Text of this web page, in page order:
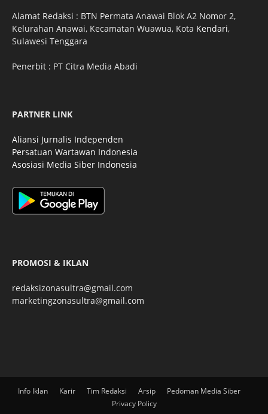
Alamat Redaksi : BTN Permata Anawai Blok A2 Nomor 2,
Kelurahan Anawai, Kecamatan Wuawua, Kota Kendari,
Sulawesi Tenggara
Penerbit : PT Citra Media Abadi
PARTNER LINK
Aliansi Jurnalis Independen
Persatuan Wartawan Indonesia
Asosiasi Media Siber Indonesia
PROMOSI & IKLAN
redaksizonasultra@gmail.com
marketingzonasultra@gmail.com
Info Iklan Karir Tim Redaksi Arsip
Pedoman Media Siber
Privacy Policy